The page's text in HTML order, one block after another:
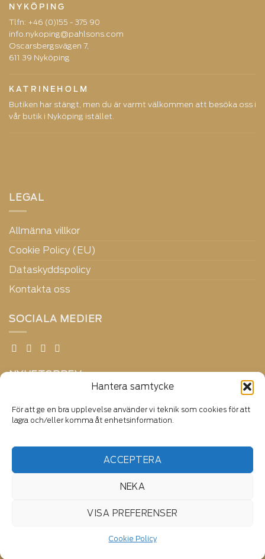
Hantera samtycke
För att ge en bra upplevelse använder vi teknik som cookies för att
lagra och/eller komma åt enhetsinformation.
ACCEPTERA
NEKA
VISA PREFERENSER
Cookie Policy
NYKÖPING
Tlfn: +46 (0)155 - 375 90
info.nykoping@pahlsons.com
Oscarsbergsvägen 7,
611 39 Nyköping
KATRINEHOLM
Butiken har stängt, men du är varmt välkommen att besöka oss i
vår butik i Nyköping istället.
LEGAL
Allmänna villkor
Cookie Policy (EU)
Dataskyddspolicy
Kontakta oss
SOCIALA MEDIER
NYHETSBREV
E-postadress:
Copyright ©2025 Pahlsons Daylight | All Rights Reserved.